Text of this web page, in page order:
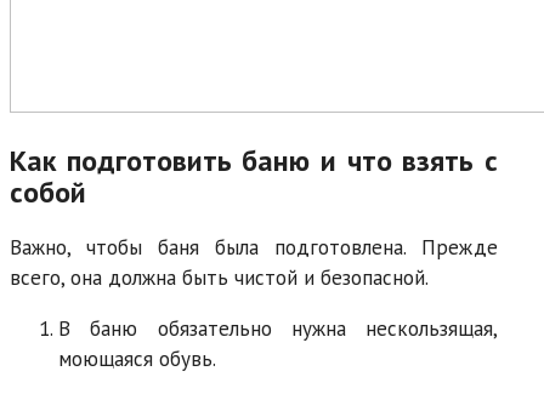
Как подготовить баню и что взять с
собой
Важно, чтобы баня была подготовлена. Прежде
всего, она должна быть чистой и безопасной.
В баню обязательно нужна нескользящая,
моющаяся обувь.